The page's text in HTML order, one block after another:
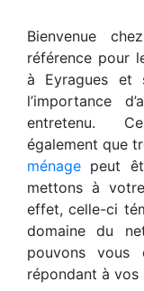
Bienvenue
référence pour
à Eyragues et
l’importance
entretenu.
également que
ménage peut
mettons à
effet, celle-ci
domaine du
pouvons vous
répondant à vos